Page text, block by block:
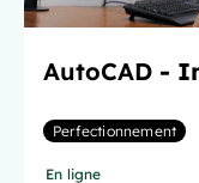
AutoCAD -
Perfectionnement
En ligne